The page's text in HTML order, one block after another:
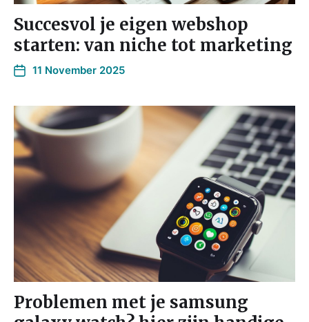
Succesvol je eigen webshop
starten: van niche tot marketing
11 November 2025
Problemen met je samsung